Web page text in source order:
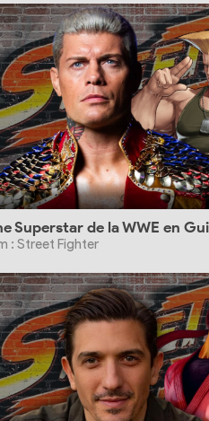
Superstar de la WWE en
: Street Fighter